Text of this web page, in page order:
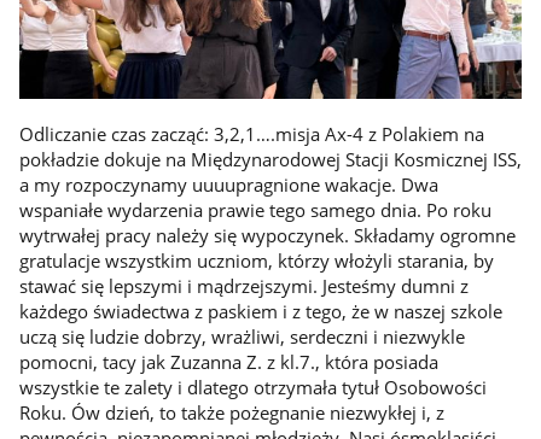
Odliczanie czas zacząć: 3,2,1….misja Ax-4 z Polakiem na
pokładzie dokuje na Międzynarodowej Stacji Kosmicznej ISS,
a my rozpoczynamy uuuupragnione wakacje. Dwa
wspaniałe wydarzenia prawie tego samego dnia. Po roku
wytrwałej pracy należy się wypoczynek. Składamy ogromne
gratulacje wszystkim uczniom, którzy włożyli starania, by
stawać się lepszymi i mądrzejszymi. Jesteśmy dumni z
każdego świadectwa z paskiem i z tego, że w naszej szkole
uczą się ludzie dobrzy, wrażliwi, serdeczni i niezwykle
pomocni, tacy jak Zuzanna Z. z kl.7., która posiada
wszystkie te zalety i dlatego otrzymała tytuł Osobowości
Roku. Ów dzień, to także pożegnanie niezwykłej i, z